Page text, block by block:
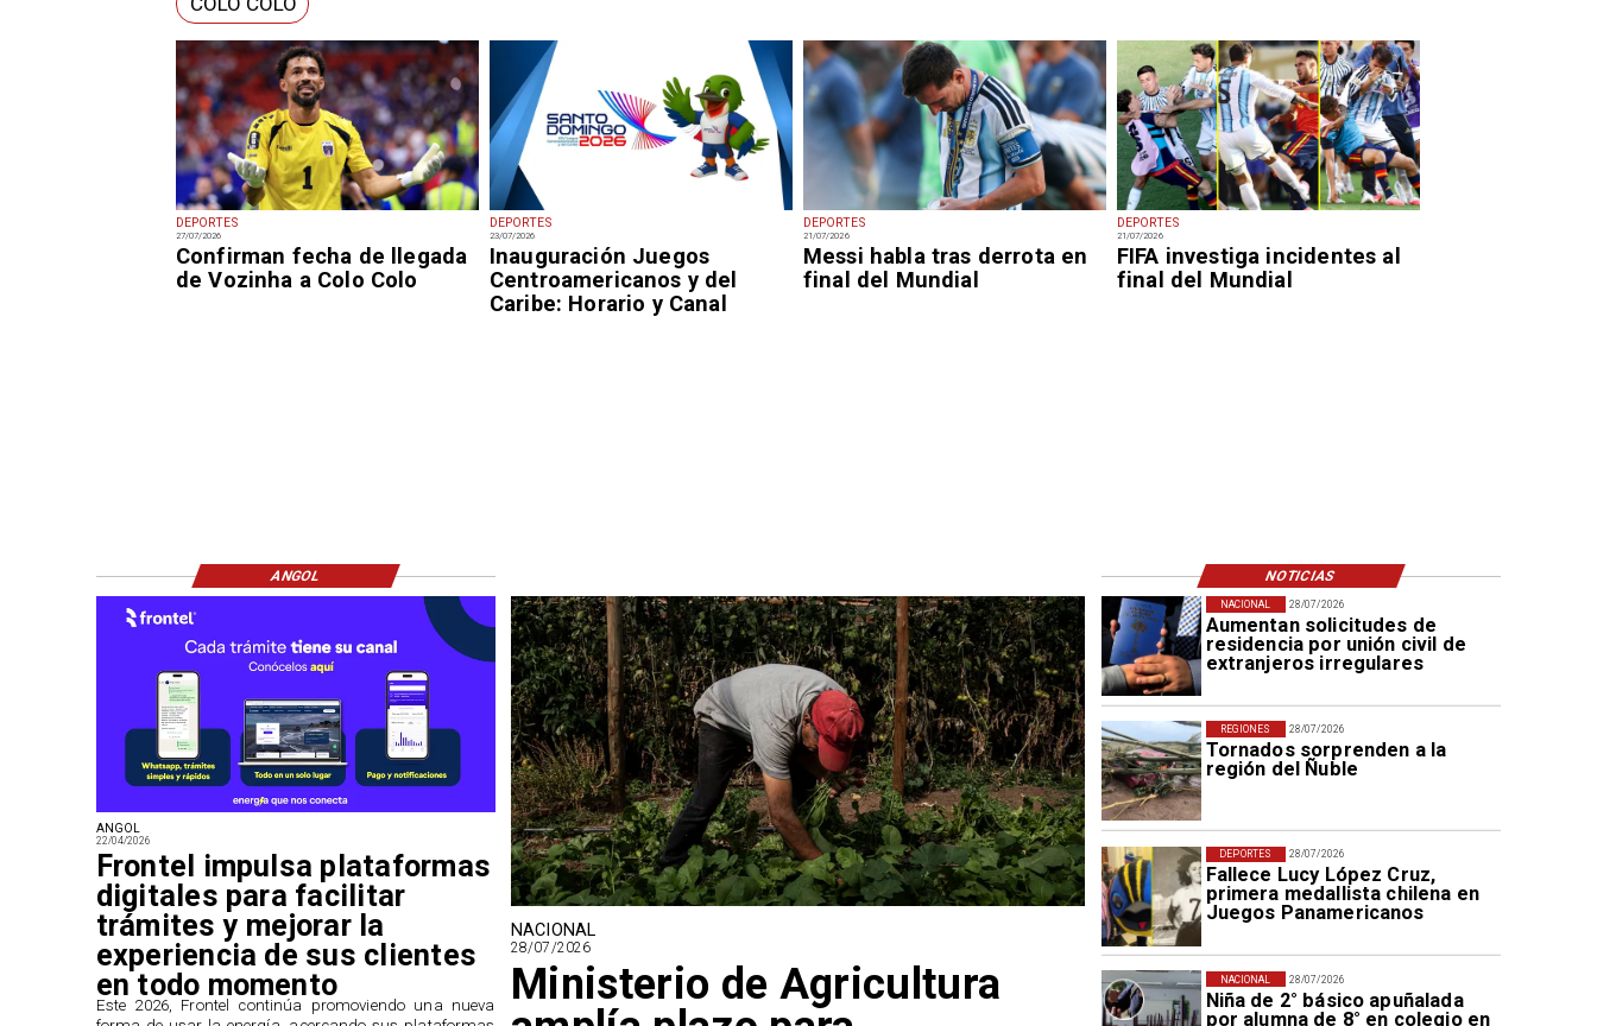
DEPORTES
27/07/2026
Confirman fecha de llegada
de Vozinha a Colo Colo
DEPORTES
23/07/2026
Inauguración Juegos
Centroamericanos y del
Caribe: Horario y Canal
DEPORTES
21/07/2026
Messi habla tras derrota en
final del Mundial
DEPORTES
21/07/2026
FIFA investiga incidentes al
final del Mundial
28/07/2026
Aumentan solicitudes de
residencia por unión civil de
extranjeros irregulares
NACIONAL
28/07/2026
Tornados sorprenden a la
región del Ñuble
REGIONES
28/07/2026
Fallece Lucy López Cruz,
primera medallista chilena en
Juegos Panamericanos
DEPORTES
28/07/2026
Niña de 2° básico apuñalada
por alumna de 8° en colegio en
NACIONAL
ANGOL
22/04/2026
Frontel impulsa plataformas
digitales para facilitar
trámites y mejorar la
experiencia de sus clientes
en todo momento
​Este 2026, Frontel continúa promoviendo una nueva
NACIONAL
28/07/2026
Ministerio de Agricultura
ANGOL NOTICIAS